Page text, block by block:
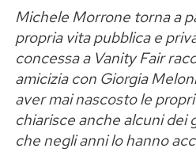
Michele Morrone torna a
propria vita pubblica e
concessa a Vanity Fair
amicizia con Giorgia
aver mai nascosto le
chiarisce anche alcuni dei
che negli anni lo hanno